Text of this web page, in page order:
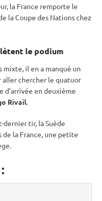
la France remporte le
la Coupe des Nations chez
le podium
mixte, il en a manqué un
aller chercher le quatuor
d’arrivée en deuxième
Rivail.
dernier tir, la Suède
de la France, une petite